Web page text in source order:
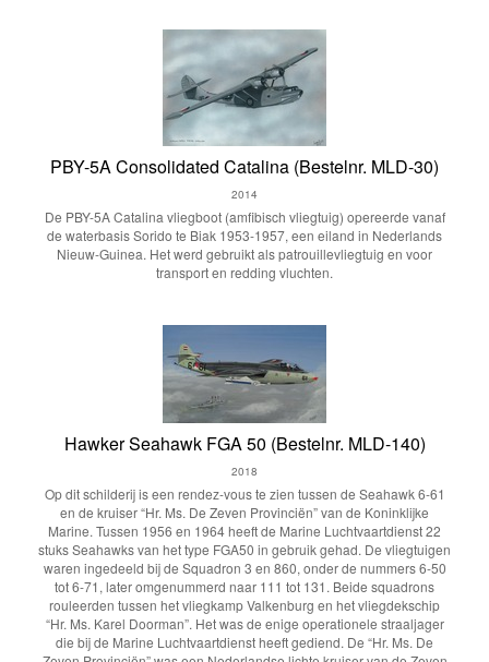
PBY-5A Consolidated Catalina (Bestelnr. MLD-30)
2014
De PBY-5A Catalina vliegboot (amfibisch vliegtuig) opereerde vanaf
de waterbasis Sorido te Biak 1953-1957, een eiland in Nederlands
Nieuw-Guinea. Het werd gebruikt als patrouillevliegtuig en voor
transport en redding vluchten.
Hawker Seahawk FGA 50 (Bestelnr. MLD-140)
2018
Op dit schilderij is een rendez-vous te zien tussen de Seahawk 6-61
en de kruiser “Hr. Ms. De Zeven Provinciën” van de Koninklijke
Marine. Tussen 1956 en 1964 heeft de Marine Luchtvaartdienst 22
stuks Seahawks van het type FGA50 in gebruik gehad. De vliegtuigen
waren ingedeeld bij de Squadron 3 en 860, onder de nummers 6-50
tot 6-71, later omgenummerd naar 111 tot 131. Beide squadrons
rouleerden tussen het vliegkamp Valkenburg en het vliegdekschip
“Hr. Ms. Karel Doorman”. Het was de enige operationele straaljager
die bij de Marine Luchtvaartdienst heeft gediend. De “Hr. Ms. De